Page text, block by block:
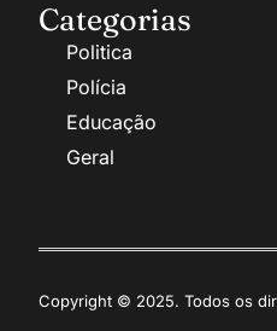
Categorias
Politica
Polícia
Educação
Geral
Copyright © 2025. Todos os